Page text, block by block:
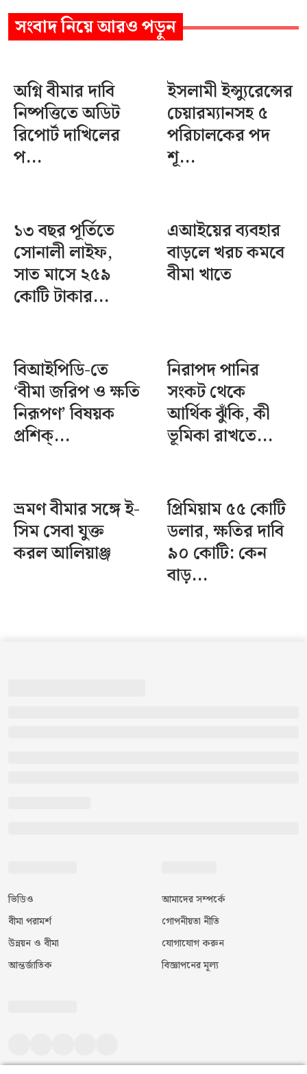
সংবাদনিয়ে আরও পড়ুন
অগ্নি বীমার দাবি
নিষ্পত্তিতে অডিট
রিপোর্ট দাখিলের
প...
ইসলামী ইন্স্যুরেন্সের
চেয়ারম্যানসহ ৫
পরিচালকের পদ
শূ...
১৩ বছর পূর্তিতে
সোনালী লাইফ,
সাত মাসে ২৫৯
কোটি টাকার...
এআইয়ের ব্যবহার
বাড়লে খরচ কমবে
বীমা খাতে
বিআইপিডি-তে
‘বীমা জরিপ ও ক্ষতি
নিরূপণ’ বিষয়ক
প্রশিক্...
নিরাপদ পানির
সংকট থেকে
আর্থিক ঝুঁকি, কী
ভূমিকা রাখতে...
ভ্রমণ বীমার সঙ্গে ই-
সিম সেবা যুক্ত
করল আলিয়াঞ্জ
প্রিমিয়াম ৫৫ কোটি
ডলার, ক্ষতির দাবি
৯০ কোটি: কেন
বাড়...
ভিডিও
বীমা পরামর্শ
উন্নয়ন ও বীমা
আন্তর্জাতিক
আমাদের সম্পর্কে
গোপনীয়তা নীতি
যোগাযোগ করুন
বিজ্ঞাপনের মূল্য